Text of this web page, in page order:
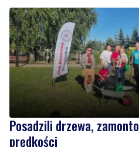
Posadzili drzewa,
prędkości